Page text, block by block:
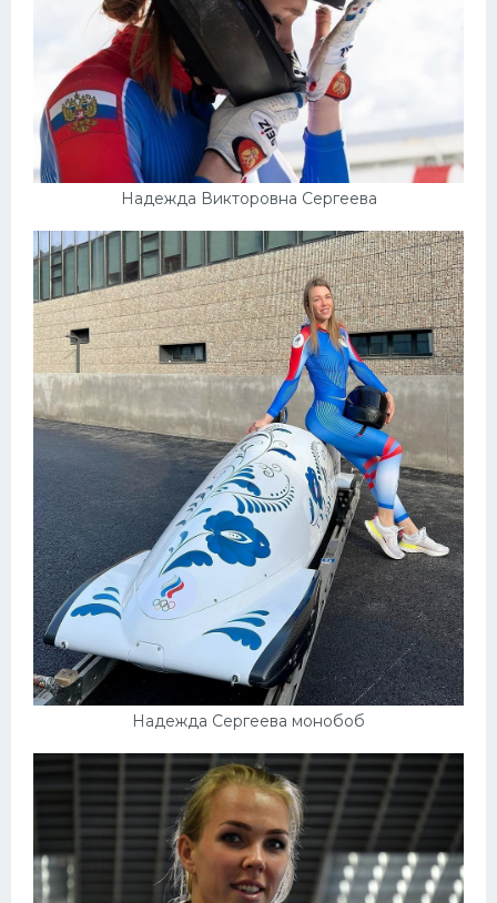
Надежда Викторовна Сергеева
Надежда Сергеева монобоб